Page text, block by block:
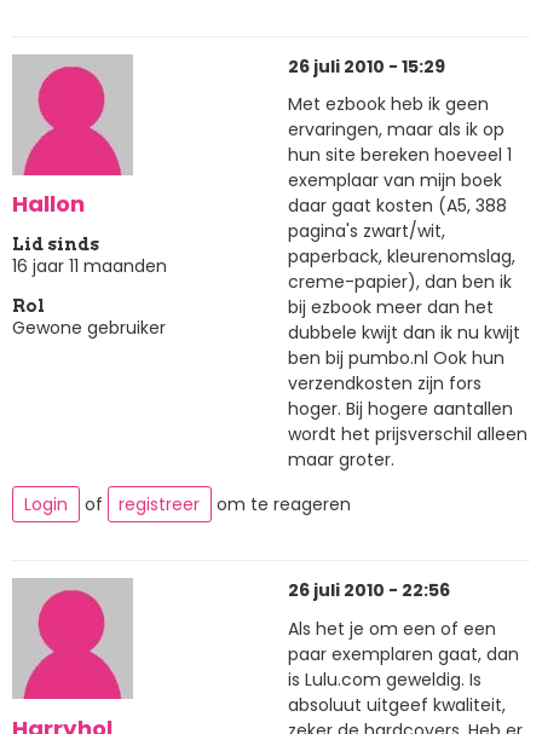
Hallon
Lid sinds
16 jaar 11 maanden
Rol
Gewone gebruiker
26 juli 2010 - 15:29
Met ezbook heb ik geen
ervaringen, maar als ik op
hun site bereken hoeveel 1
exemplaar van mijn boek
daar gaat kosten (A5, 388
pagina's zwart/wit,
paperback, kleurenomslag,
creme-papier), dan ben ik
bij ezbook meer dan het
dubbele kwijt dan ik nu kwijt
ben bij pumbo.nl Ook hun
verzendkosten zijn fors
hoger. Bij hogere aantallen
wordt het prijsverschil alleen
maar groter.
Login
of registreer om te reageren
26 juli 2010 - 22:56
Als het je om een of een
paar exemplaren gaat, dan
is Lulu.com geweldig. Is
absoluut uitgeef kwaliteit,